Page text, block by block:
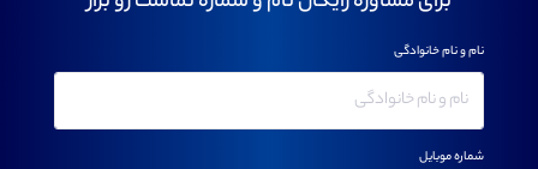
نام و نام خانوادگی
شماره موبایل